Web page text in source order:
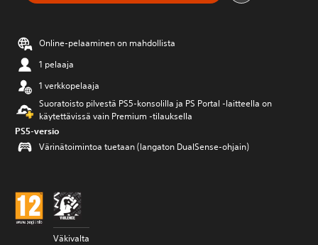
Online-pelaaminen on mahdollista
1 pelaaja
1 verkkopelaaja
Suoratoisto pilvestä PS5-konsolilla ja PS Portal ‑laitteella on
käytettävissä vain Premium ‑tilauksella
PS5-versio
Värinätoimintoa tuetaan (langaton DualSense-ohjain)
Väkivalta